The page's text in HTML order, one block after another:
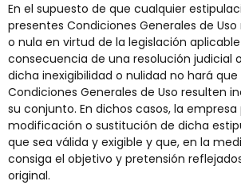
En el supuesto de que cualquier
presentes Condiciones Generales de
o nula en virtud de la legislación
consecuencia de una resolución judicial
dicha inexigibilidad o nulidad no hará
Condiciones Generales de Uso resulten
su conjunto. En dichos casos, la
modificación o sustitución de dicha
que sea válida y exigible y que, en la
consiga el objetivo y pretensión
original.